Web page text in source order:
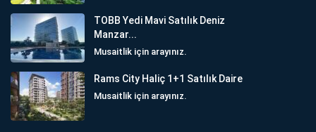
TOBB Yedi Mavi Satılık Deniz
Manzar...
Musaitlik için arayınız.
Rams City Haliç 1+1 Satılık Daire
Musaitlik için arayınız.